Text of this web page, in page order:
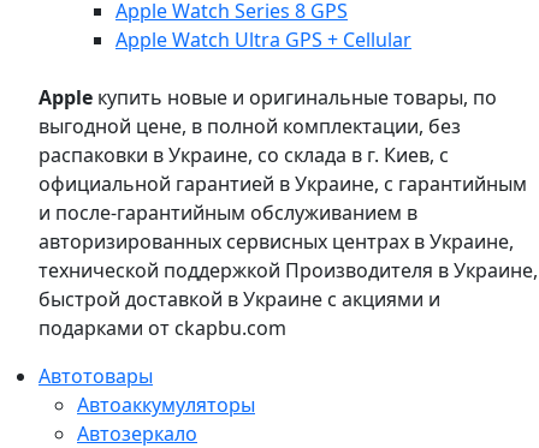
Apple Watch Series 8 GPS
Apple Watch Ultra GPS + Cellular
Apple купить новые и оригинальные товары, по
выгодной цене, в полной комплектации, без
распаковки в Украине, со склада в г. Киев, с
официальной гарантией в Украине, с гарантийным
и после-гарантийным обслуживанием в
авторизированных сервисных центрах в Украине,
технической поддержкой Производителя в Украине,
быстрой доставкой в Украине с акциями и
подарками от ckapbu.com
Автотовары
Автоаккумуляторы
Автозеркало